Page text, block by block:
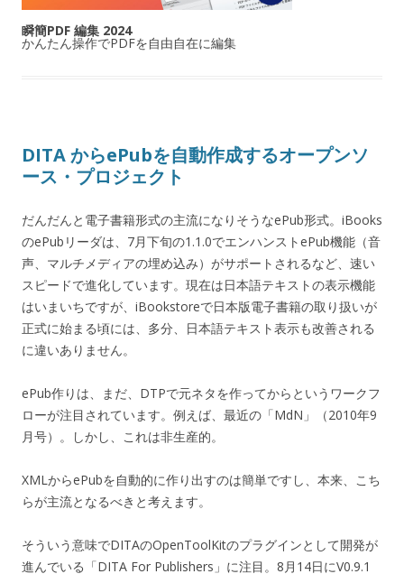
瞬簡PDF 編集 2024
かんたん操作でPDFを自由自在に編集
DITA からePubを自動作成するオープンソ
ース・プロジェクト
だんだんと電子書籍形式の主流になりそうなePub形式。iBooks
のePubリーダは、7月下旬の1.1.0でエンハンストePub機能（音
声、マルチメディアの埋め込み）がサポートされるなど、速い
スピードで進化しています。現在は日本語テキストの表示機能
はいまいちですが、iBookstoreで日本版電子書籍の取り扱いが
正式に始まる頃には、多分、日本語テキスト表示も改善される
に違いありません。
ePub作りは、まだ、DTPで元ネタを作ってからというワークフ
ローが注目されています。例えば、最近の「MdN」（2010年9
月号）。しかし、これは非生産的。
XMLからePubを自動的に作り出すのは簡単ですし、本来、こち
らが主流となるべきと考えます。
そういう意味でDITAのOpenToolKitのプラグインとして開発が
進んでいる「DITA For Publishers」に注目。8月14日にV0.9.1